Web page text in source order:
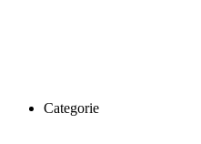
Categorie